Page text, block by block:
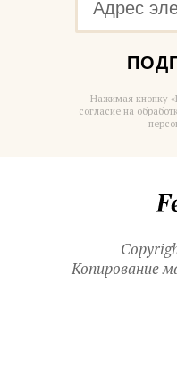
Нажимая кнопку
согласие на
Копирование